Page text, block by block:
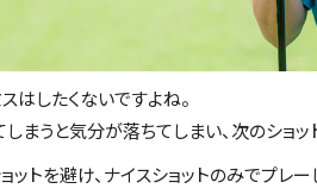
はしたくないですよね。
しまうと気分が落ちてしまい、次のショ
ットを避け、ナイスショットのみでプレ